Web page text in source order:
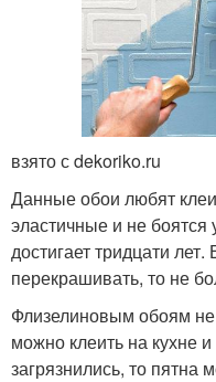
взято с dekoriko.ru
Данные обои любят
эластичные и не
достигает тридцати
перекрашивать, то не
Флизелиновым обоям
можно клеить на кухне
загрязнились, то пятна